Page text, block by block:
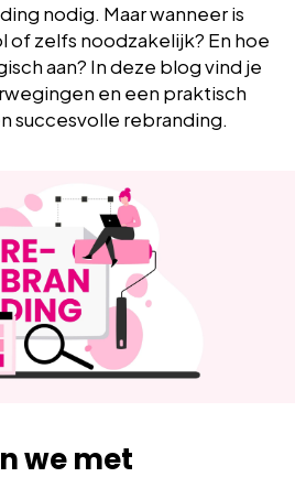
nodig. Maar wanneer is
of zelfs noodzakelijk? En hoe
aan? In deze blog vind je
en een praktisch
succesvolle rebranding.
we met